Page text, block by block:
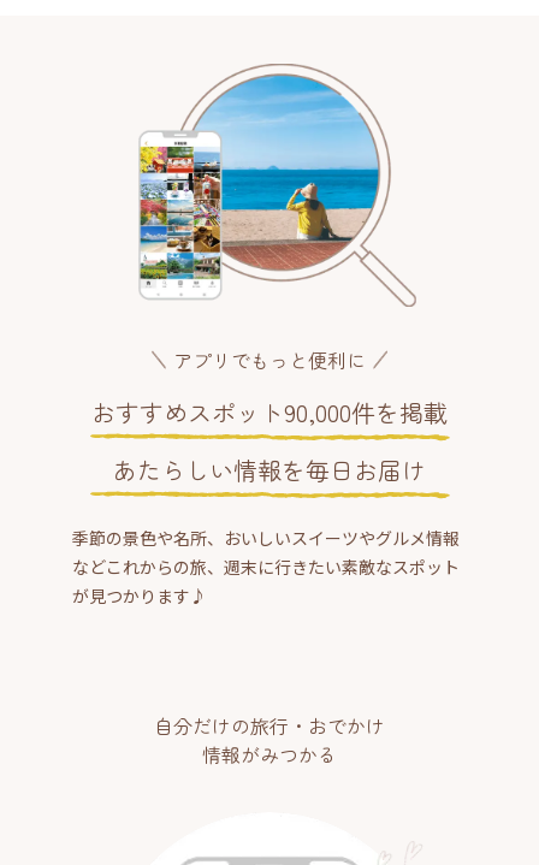
アプリでもっと便利に
おすすめスポット90,000件を掲載
あたらしい情報を毎日お届け
季節の景色や名所、おいしいスイーツやグルメ情報
などこれからの旅、週末に行きたい素敵なスポット
が見つかります♪
自分だけの旅行・おでかけ
情報がみつかる